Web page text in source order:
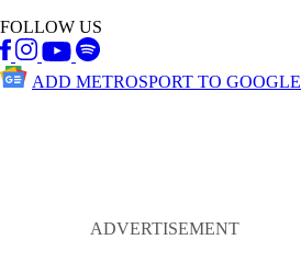
FOLLOW US
ADD METROSPORT TO GOOGLE